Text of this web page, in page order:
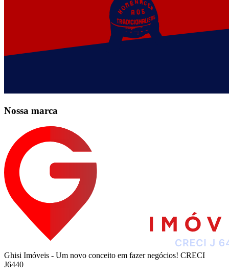
Nossa marca
Ghisi Imóveis - Um novo conceito em fazer negócios! CRECI
J6440